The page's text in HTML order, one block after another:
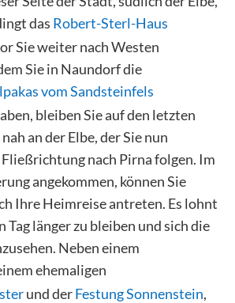
das Robert-Sterl-Haus
Sie weiter nach Westen
Sie in Naundorf die
vom Sandsteinfels
bleiben Sie auf den letzten
an der Elbe, der Sie nun
nach Pirna folgen. Im
angekommen, können Sie
Ihre Heimreise antreten. Es lohnt
Tag länger zu bleiben und sich die
Neben einem
ehemaligen
und derFestung Sonnenstein,